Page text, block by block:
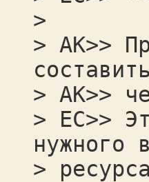
>
> AK>>
> AK>>
> ЕС>>
нужного
>